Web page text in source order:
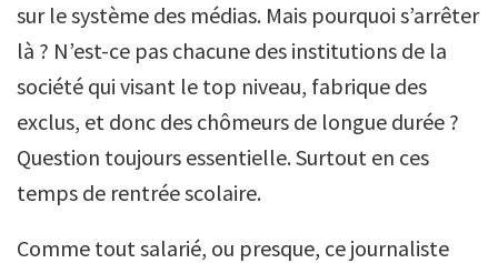
sur le système des médias. Mais pourquoi s’arrêter
là ? N’est-ce pas chacune des institutions de la
société qui visant le top niveau, fabrique des
exclus, et donc des chômeurs de longue durée ?
Question toujours essentielle. Surtout en ces
temps de rentrée scolaire.
Comme tout salarié, ou presque, ce journaliste